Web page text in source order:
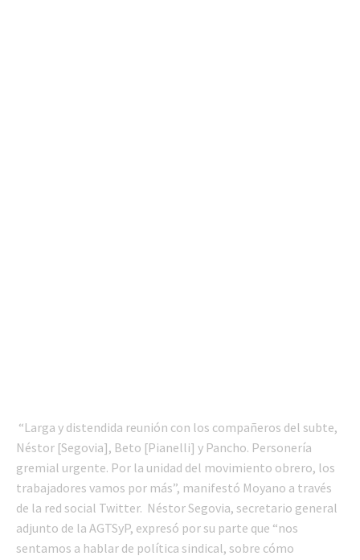
“Larga y distendida reunión con los compañeros del subte,
Néstor [Segovia], Beto [Pianelli] y Pancho. Personería
gremial urgente. Por la unidad del movimiento obrero, los
trabajadores vamos por más”, manifestó Moyano a través
de la red social Twitter. Néstor Segovia, secretario general
adjunto de la AGTSyP, expresó por su parte que “nos
sentamos a hablar de política sindical, sobre cómo